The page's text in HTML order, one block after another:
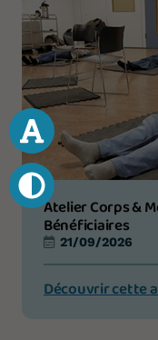
Atelier Corps &
Bénéficiaires
21/09/2026
Découvrir cette